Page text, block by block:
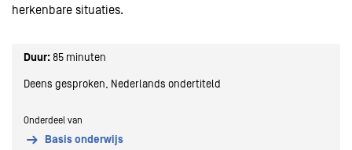
herkenbare situaties.
Duur: 85 minuten
Deens gesproken, Nederlands ondertiteld
Onderdeel van
Basis onderwijs